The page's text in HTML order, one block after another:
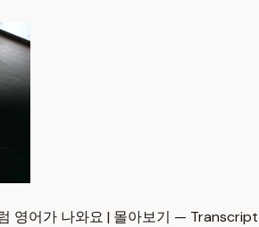
영어가 나와요 | 몰아보기 — Transcript